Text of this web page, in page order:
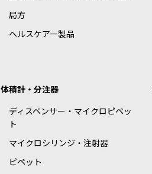
局方
ヘルスケアー製品
体積計・分注器
ディスペンサー・マイクロピペッ
ト
マイクロシリンジ・注射器
ピペット